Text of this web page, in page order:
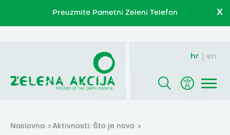
Preuzmite Pametni Zeleni Telefon X
hr en
Naslovna
Aktivnosti: Što je novo